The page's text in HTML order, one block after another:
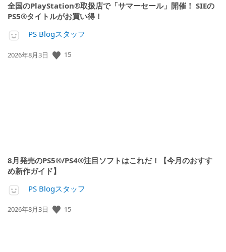
全国のPlayStation®取扱店で「サマーセール」開催！ SIEの
PS5®タイトルがお買い得！
PS Blogスタッフ
公
2026年8月3日 15
8月発売のPS5®/PS4®注目ソフトはこれだ！【今月のおすす
め新作ガイド】
PS Blogスタッフ
公
2026年8月3日 15